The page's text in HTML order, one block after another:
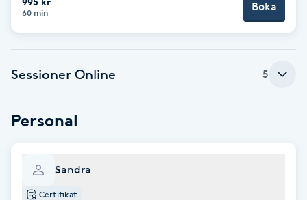
Barnklippning
60 min Boka
Sessioner Online 5
Personal
Sandra
Certifikat